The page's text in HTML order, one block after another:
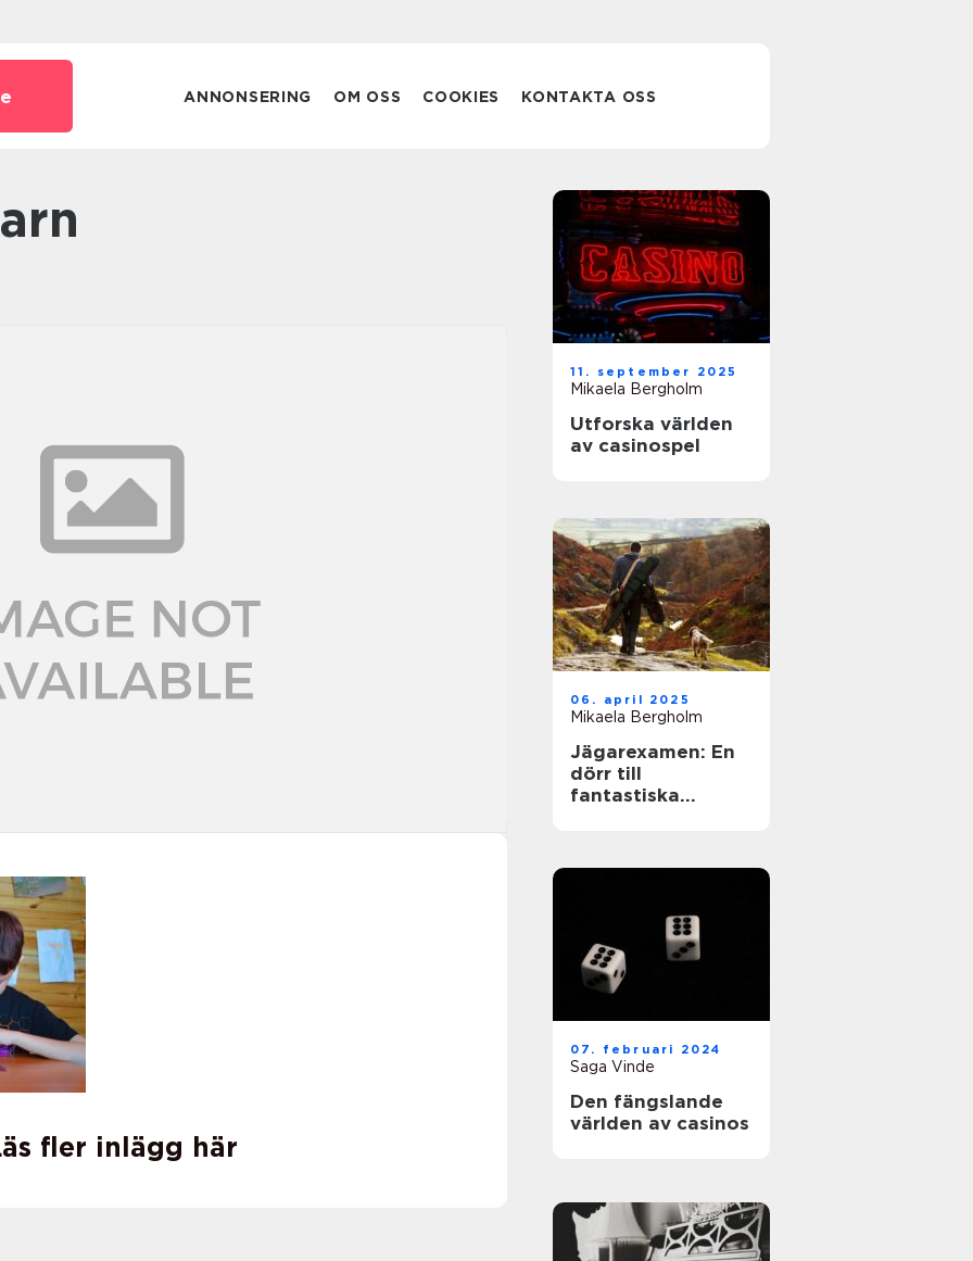
ANNONSERING OM OSS COOKIES KONTAKTA OSS
fler inlägg här
11. september 2025
Mikaela Bergholm
Utforska världen
av casinospel
06. april 2025
Mikaela Bergholm
Jägarexamen: En
dörr till
fantastiska
07. februari 2024
Saga Vinde
Den fängslande
världen av casinos